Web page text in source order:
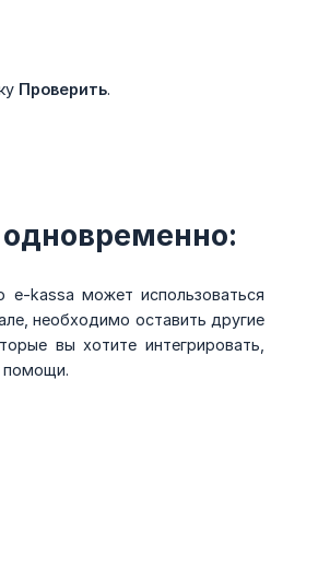
Проверить.
одновременно:
e-kassa может использоваться
необходимо оставить другие
вы хотите интегрировать,
помощи.